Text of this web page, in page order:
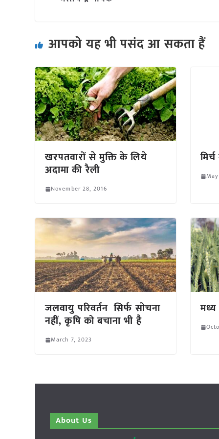
आपको यह भी पसंद आ सकता हैं
खरपतवारों से मुक्ति के लिये
अदामा की रैली
November 28, 2016
जलवायु परिवर्तन सिर्फ सोचना
नहीं, कृषि को बचाना भी है
March 7, 2023
About Us